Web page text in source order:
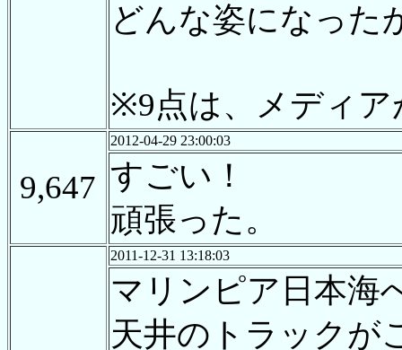
どんな姿になった
※9点は、メディア
9,647
2012-04-29 23:00:03
すごい！
頑張った。
2011-12-31 13:18:03
マリンピア日本海
天井のトラックが